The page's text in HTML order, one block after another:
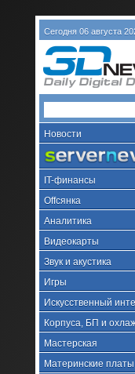
Сегодня 06 августа
Новости
IT-финансы
Offсянка
Аналитика
Видеокарты
Звук и акустика
Игры
Искусственный
Корпуса, БП и
Мастерская
Материнские платы